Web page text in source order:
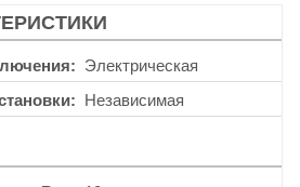
Электрическая
Независимая